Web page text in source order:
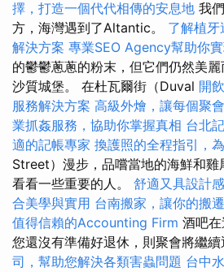
擇，打造一個代代相傳的安息地 我
方，海灣遇到了Altantic。 了解植
解決方案 專業SEO Agency幫助你
的鬱鬱蔥蔥的粉末，但它們仍然美
沙質城堡。 在杜瓦爾街（Duval 開
服務解決方案 高級外燴，讓每個聚
業抓姦服務，協助你掌握真相 台北
適的記帳專家 換護照的全程指引，
Street）漫步，品嚐當地的海鮮和雞
看看一些重要的人。 舒適又具設計
合美學與實用 台南搬家，讓你的搬
值得信賴的Accounting Firm 酒吧
您還沒有準備好退休，則聚會將繼續
司，幫助您解決各類害蟲問題 台中